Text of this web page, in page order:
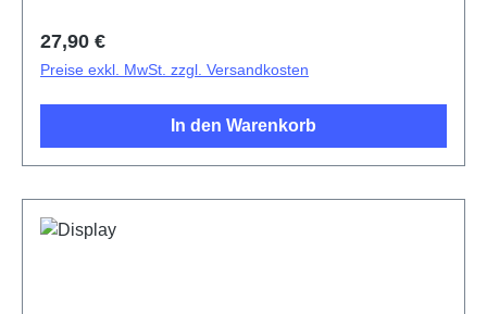
Regulärer Preis:
27,90 €
Preise exkl. MwSt. zzgl. Versandkosten
In den Warenkorb